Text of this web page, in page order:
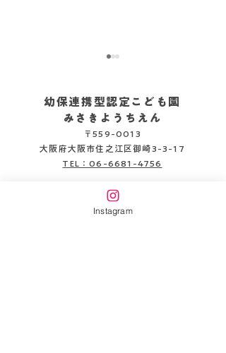
2026.08.04
幼保連携型認定こども園
みさきようちえん
〒559-0013
大阪府大阪市住之江区御崎3-3-17
TEL：06-6681-4756
企業主導型保育施設
みさきピッコロ保育園
Instagram